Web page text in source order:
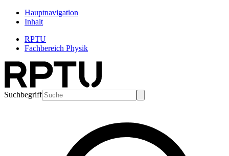
Hauptnavigation
Inhalt
RPTU
Fachbereich Physik
Suchbegriff